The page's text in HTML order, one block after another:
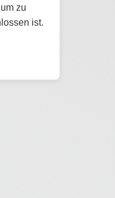
zu
ist.